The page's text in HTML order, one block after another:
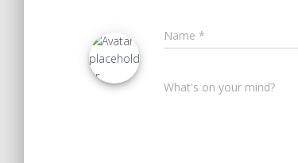
Name *
What's on your mind?